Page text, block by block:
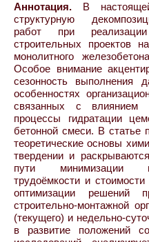
Аннотация. В
структурную
работ при
строительных проектов
монолитного
Особое внимание
сезонность
особенностях
связанных с влиянием
процессы гидратации
бетонной смеси. В статье
теоретические основы
твердении и
пути минимизации
трудоёмкости и
оптимизации решений
строительно-монтажной
(текущего) и недельно-
в развитие положений